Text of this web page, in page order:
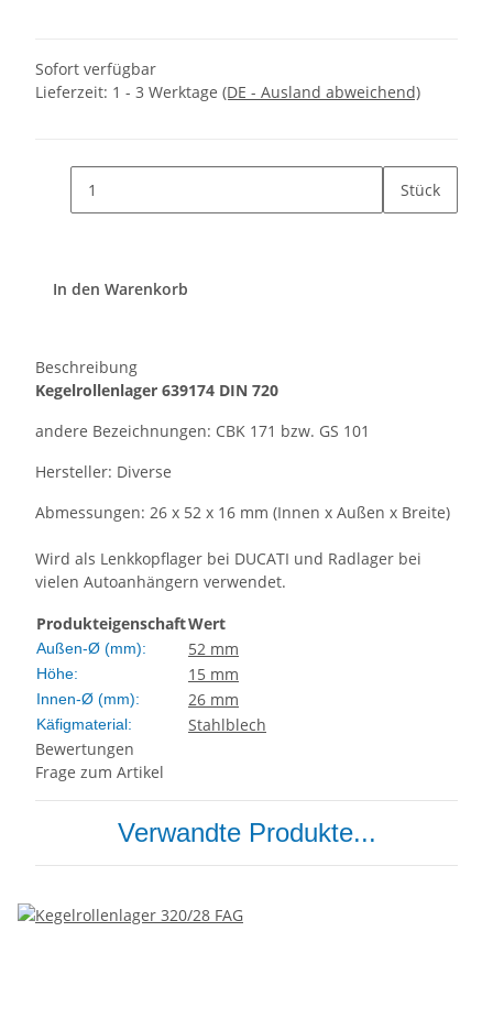
Sofort verfügbar
Lieferzeit: 1 - 3 Werktage (DE - Ausland abweichend)
Stück
In den Warenkorb
Beschreibung
Kegelrollenlager 639174 DIN 720
andere Bezeichnungen: CBK 171 bzw. GS 101
Hersteller: Diverse
Abmessungen: 26 x 52 x 16 mm (Innen x Außen x Breite)
Wird als Lenkkopflager bei DUCATI und Radlager bei
vielen Autoanhängern verwendet.
ProdukteigenschaftWert
Außen-Ø (mm): 52 mm
Höhe: 15 mm
Innen-Ø (mm): 26 mm
Käfigmaterial:
Stahlblech
Bewertungen
Frage zum Artikel
Verwandte Produkte...